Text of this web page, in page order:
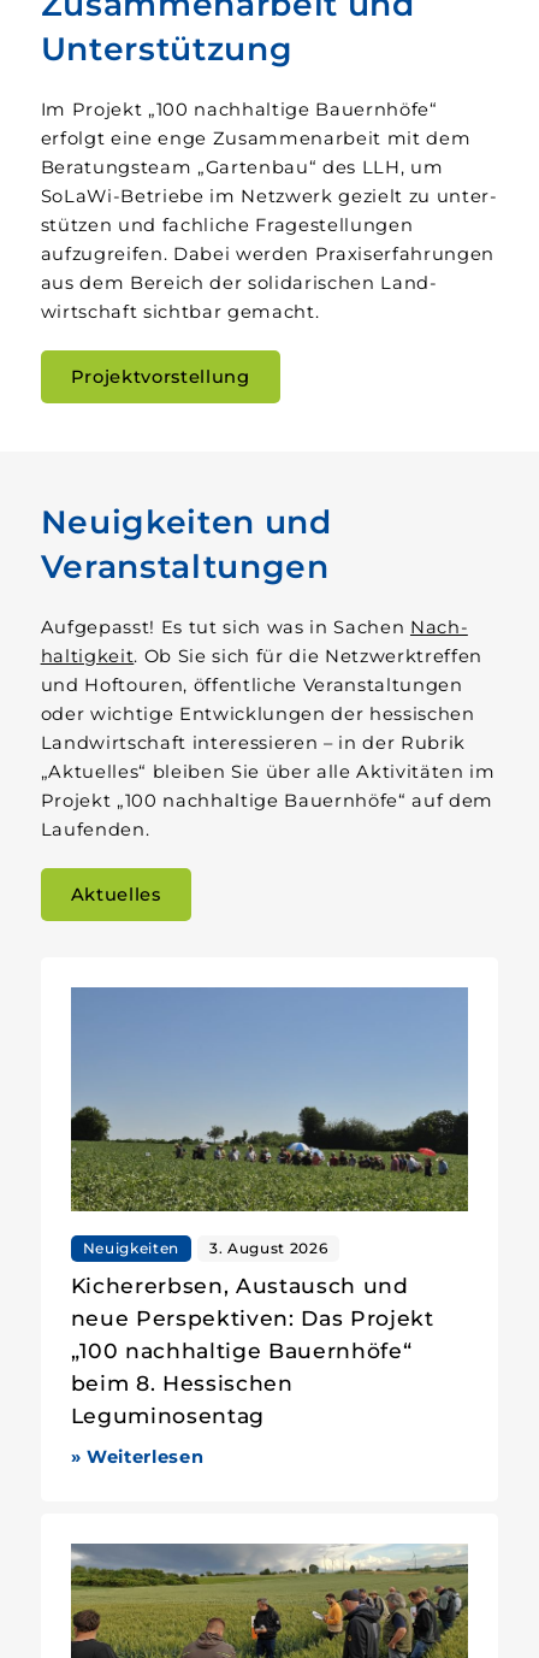
Unterstützung
Im Projekt „100 nach­haltige Bauern­höfe“
erfolgt eine enge Zusammen­arbeit mit dem
Beratungs­team „Garten­bau“ des LLH, um
SoLaWi-Betriebe im Netz­werk gezielt zu unter­
stützen und fachliche Frage­stellungen
aufzugreifen. Dabei werden Praxis­erfahrungen
aus dem Bereich der solidarischen Land­
wirtschaft sichtbar gemacht.
Projektvorstellung
Neuigkeiten und
Veranstaltungen
Aufgepasst! Es tut sich was in Sachen Nach­
haltigkeit. Ob Sie sich für die Netzwerk­­treffen
und Hof­touren, öffentliche Veranstaltungen
oder wichtige Entwicklungen der hessischen
Land­­wirtschaft interessieren – in der Rubrik
„Aktuelles“ bleiben Sie über alle Aktivitäten im
Projekt „100 nach­haltige Bauern­höfe“ auf dem
Laufenden.
Aktuelles
Neuigkeiten 3. August 2026
Kichererbsen, Austausch und
neue Perspektiven: Das Projekt
„100 nachhaltige Bauernhöfe“
beim 8. Hessischen
Leguminosentag
» Weiterlesen